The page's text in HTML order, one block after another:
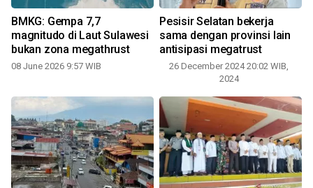
BMKG: Gempa 7,7
magnitudo di Laut Sulawesi
bukan zona megathrust
08 June 2026 9:57 WIB
Pesisir Selatan bekerja
sama dengan provinsi lain
antisipasi megatrust
26 December 2024 20:02 WIB,
2024